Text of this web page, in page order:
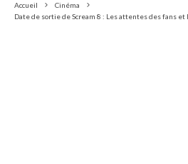
Accueil
Cinéma
Date de sortie de Scream 8 : Les attentes des fans